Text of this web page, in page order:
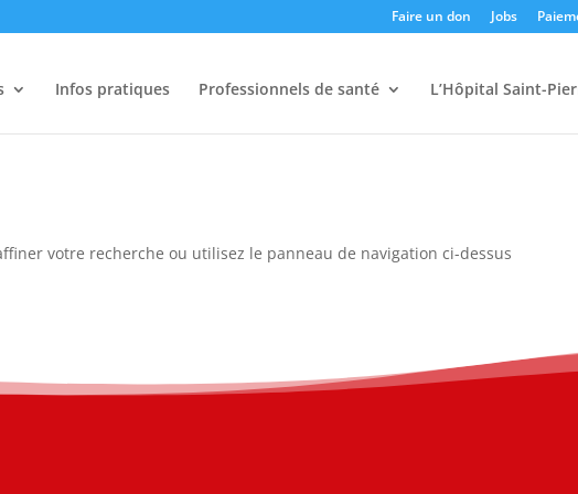
Faire un don Jobs
Infos pratiques Professionnels de santé L’Hôpital Saint-
votre recherche ou utilisez le panneau de navigation ci-dessus